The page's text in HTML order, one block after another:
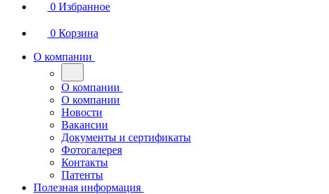
0 Избранное
0 Корзина
О компании
О компании
О компании
Новости
Вакансии
Документы и сертификаты
Фотогалерея
Контакты
Патенты
Полезная информация